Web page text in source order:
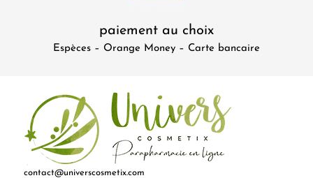
paiement au choix
Espèces – Orange Money – Carte bancaire
contact@universcosmetix.com